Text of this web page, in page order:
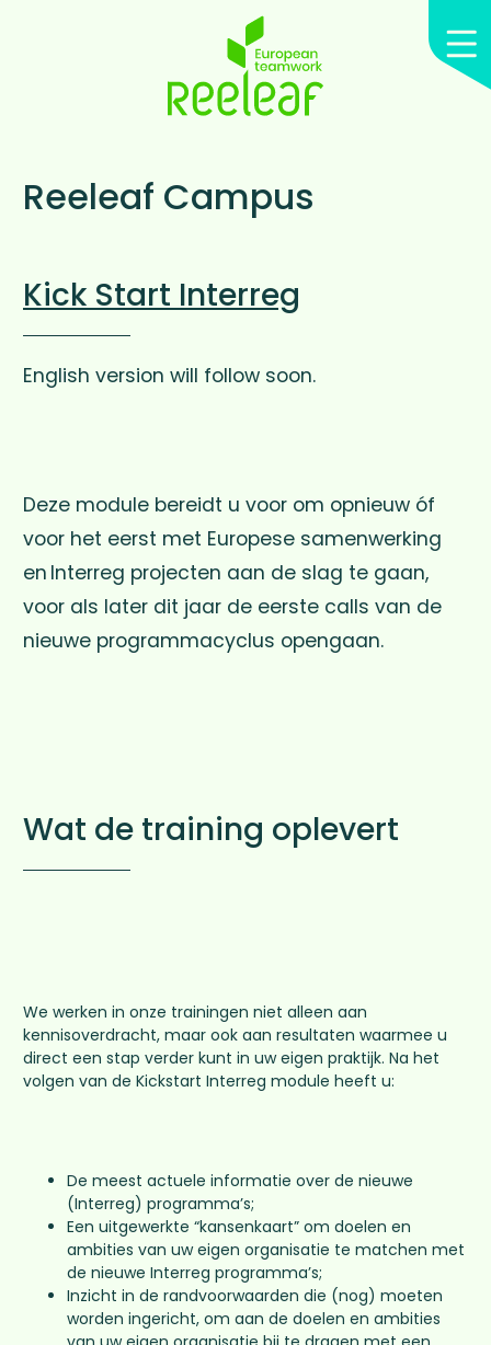
Reeleaf Campus
Kick Start Interreg
English version will follow soon.
Deze module bereidt u voor om opnieuw óf
voor het eerst met Europese samenwerking
en Interreg projecten aan de slag te gaan,
voor als later dit jaar de eerste calls van de
nieuwe programmacyclus opengaan.
Wat de training oplevert
We werken in onze trainingen niet alleen aan
kennisoverdracht, maar ook aan resultaten waarmee u
direct een stap verder kunt in uw eigen praktijk. Na het
volgen van de Kickstart Interreg module heeft u:
De meest actuele informatie over de nieuwe
(Interreg) programma’s;
Een uitgewerkte “kansenkaart” om doelen en
ambities van uw eigen organisatie te matchen met
de nieuwe Interreg programma’s;
Inzicht in de randvoorwaarden die (nog) moeten
worden ingericht, om aan de doelen en ambities